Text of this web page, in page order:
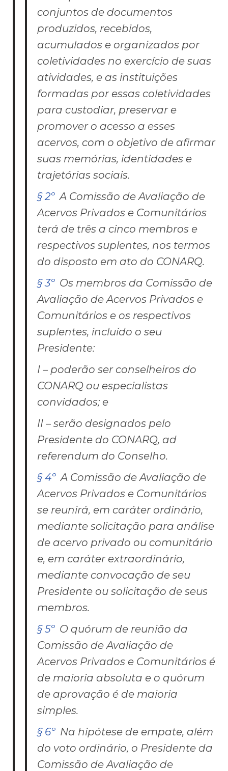
conjuntos de documentos
produzidos, recebidos,
acumulados e organizados por
coletividades no exercício de suas
atividades, e as instituições
formadas por essas coletividades
para custodiar, preservar e
promover o acesso a esses
acervos, com o objetivo de afirmar
suas memórias, identidades e
trajetórias sociais.
§ 2º A Comissão de Avaliação de
Acervos Privados e Comunitários
terá de três a cinco membros e
respectivos suplentes, nos termos
do disposto em ato do CONARQ.
§ 3ºOs membros da Comissão de
Avaliação de Acervos Privados e
Comunitários e os respectivos
suplentes, incluído o seu
Presidente:
I – poderão ser conselheiros do
CONARQ ou especialistas
convidados; e
II – serão designados pelo
Presidente do CONARQ, ad
referendum do Conselho.
§ 4ºA Comissão de Avaliação de
Acervos Privados e Comunitários
se reunirá, em caráter ordinário,
mediante solicitação para análise
de acervo privado ou comunitário
e, em caráter extraordinário,
mediante convocação de seu
Presidente ou solicitação de seus
membros.
§ 5ºO quórum de reunião da
Comissão de Avaliação de
Acervos Privados e Comunitários é
de maioria absoluta e o quórum
de aprovação é de maioria
simples.
§ 6ºNa hipótese de empate, além
do voto ordinário, o Presidente da
Comissão de Avaliação de